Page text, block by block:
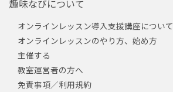
趣味なびについて
オンラインレッスン導入支援講座について
オンラインレッスンのやり方、始め方
主催する
教室運営者の方へ
免責事項／利用規約